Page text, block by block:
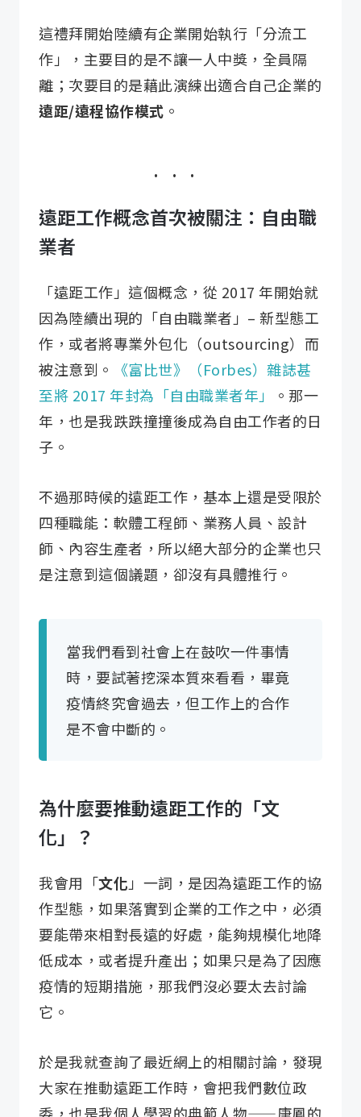
這禮拜開始陸續有企業開始執行「分流工
作」，主要目的是不讓一人中獎，全員隔
離；次要目的是藉此演練出適合自己企業的
遠距/遠程協作模式 。
遠距工作概念首次被關注：自由職
業者
「遠距工作」這個概念，從 2017 年開始就
因為陸續出現的「自由職業者」– 新型態工
作，或者將專業外包化（outsourcing）而
被注意到。
《富比世》（Forbes）雜誌甚
至將 2017 年封為「自由職業者年」
。那一
年，也是我跌跌撞撞後成為自由工作者的日
子。
不過那時候的遠距工作，基本上還是受限於
四種職能：軟體工程師、業務人員、設計
師、內容生產者，所以絕大部分的企業也只
是注意到這個議題，卻沒有具體推行。
當我們看到社會上在鼓吹一件事情
時，要試著挖深本質來看看，畢竟
疫情終究會過去，但工作上的合作
是不會中斷的。
為什麼要推動遠距工作的「文
化」？
我會用「文化 」一詞，是因為遠距工作的協
作型態，如果落實到企業的工作之中，必須
要能帶來相對長遠的好處，能夠規模化地降
低成本，或者提升產出；如果只是為了因應
疫情的短期措施，那我們沒必要太去討論
它。
於是我就查詢了最近網上的相關討論，發現
大家在推動遠距工作時，會把我們數位政